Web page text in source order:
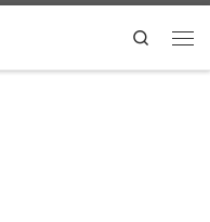
Search